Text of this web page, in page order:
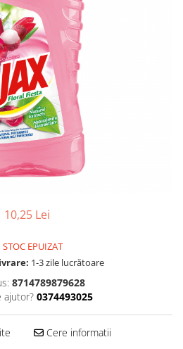
si
tenului
10,25 Lei
STOC EPUIZAT
1-3 zile lucrătoare
8714789879628
ajutor? 0374493025
Cere informatii